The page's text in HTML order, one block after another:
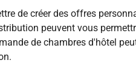
de créer des offres
peuvent vous
de chambres d'hôtel